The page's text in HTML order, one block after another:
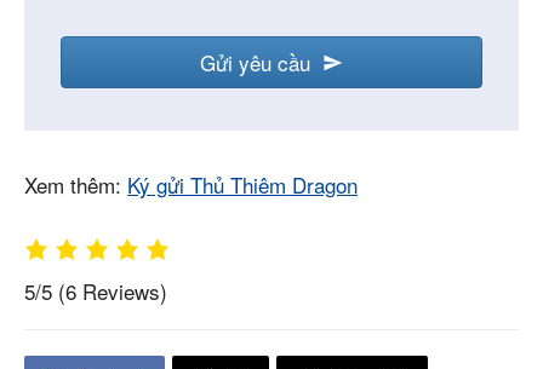
Gửi yêu cầu
Xem thêm: Ký gửi Thủ Thiêm Dragon
5/5 (6 Reviews)